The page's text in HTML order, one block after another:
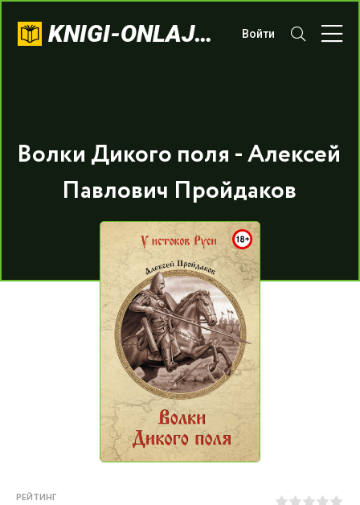
KNIGI-ONLAJN.COM Войти
Волки Дикого поля - Алексей
Павлович Пройдаков
РЕЙТИНГ